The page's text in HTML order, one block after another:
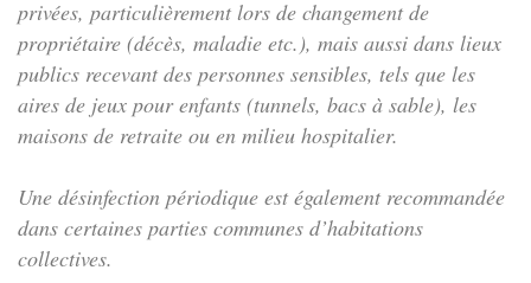
privées, particulièrement lors de changement de
propriétaire (décès, maladie etc.), mais aussi dans lieux
publics recevant des personnes sensibles, tels que les
aires de jeux pour enfants (tunnels, bacs à sable), les
maisons de retraite ou en milieu hospitalier.
Une désinfection périodique est également recommandée
dans certaines parties communes d’habitations
collectives.